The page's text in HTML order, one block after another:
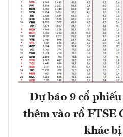
Dự báo 9 cổ
thêm vào rổ FTSE
khác